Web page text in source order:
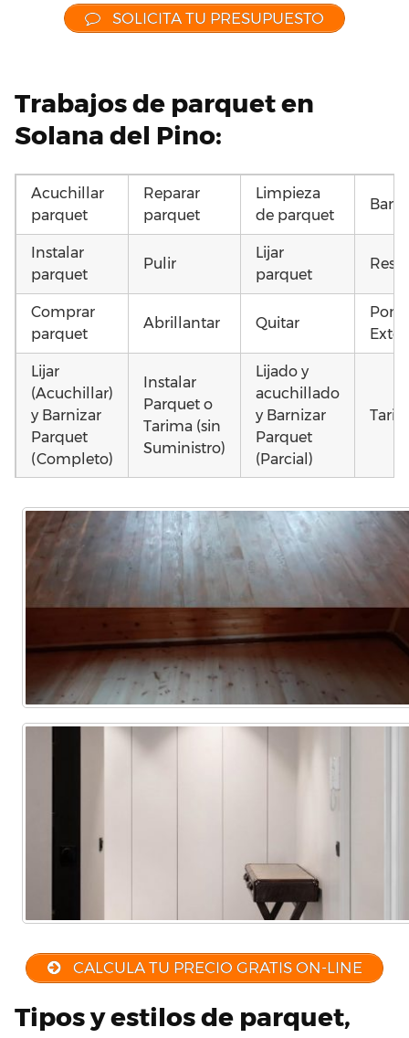
SOLICITA TU PRESUPUESTO
Trabajos de parquet en
Solana del Pino:
Acuchillar
parquet
Reparar
parquet
Limpieza
de parquet
Instalar
parquet
Pulir
Lijar
parquet
Comprar
parquet
Abrillantar Quitar
Lijar
(Acuchillar)
y Barnizar
Parquet
(Completo)
Instalar
Parquet o
Tarima (sin
Suministro)
Lijado y
acuchillado
y Barnizar
Parquet
(Parcial)
Colocar
parquet o
Tarima
Local
Instalar
parquet o
Tarima
Vivienda
(Completa)
Colocar
parquet o
Tarima
Vivienda
CALCULA TU PRECIO GRATIS ON-LINE
Tipos y estilos de parquet,